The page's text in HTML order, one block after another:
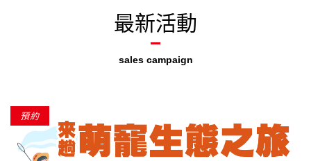
最新活動
sales campaign
預約